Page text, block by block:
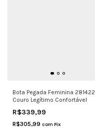
Bota Pegada Feminina 281422
Couro Legítimo Confortável
R$339,99
R$305,99 com Pix